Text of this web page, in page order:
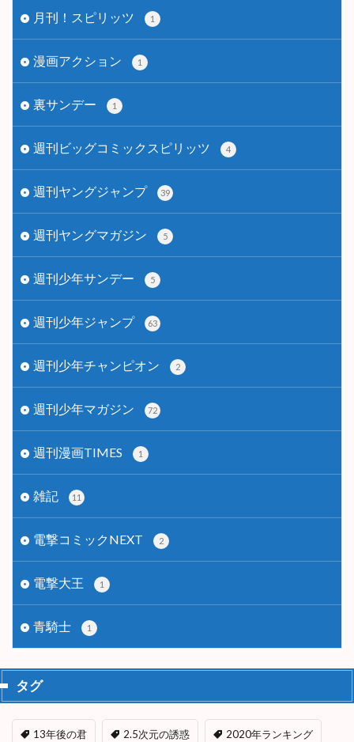
月刊！スピリッツ 1
漫画アクション 1
裏サンデー 1
週刊ビッグコミックスピリッツ 4
週刊ヤングジャンプ 39
週刊ヤングマガジン 5
週刊少年サンデー 5
週刊少年ジャンプ 63
週刊少年チャンピオン 2
週刊少年マガジン 72
週刊漫画TIMES 1
雑記 11
電撃コミックNEXT 2
電撃大王 1
青騎士 1
タグ
13年後の君 2.5次元の誘惑 2020年ランキング